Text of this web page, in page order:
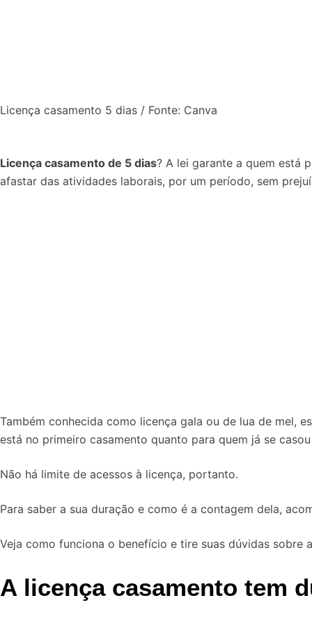
Licença casamento 5 dias / Fonte: Canva
Licença casamento de 5 dias? A lei garante a quem está
afastar das atividades laborais, por um período, sem
Também conhecida como licença gala ou de lua de mel,
está no primeiro casamento quanto para quem já se
Não há limite de acessos à licença, portanto.
Para saber a sua duração e como é a contagem dela,
Veja como funciona o benefício e tire suas dúvidas sobre
A licença casamento tem